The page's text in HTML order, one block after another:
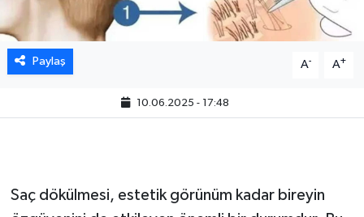
Paylaş A- A+
10.06.2025 - 17:48
Saç dökülmesi, estetik görünüm kadar bireyin